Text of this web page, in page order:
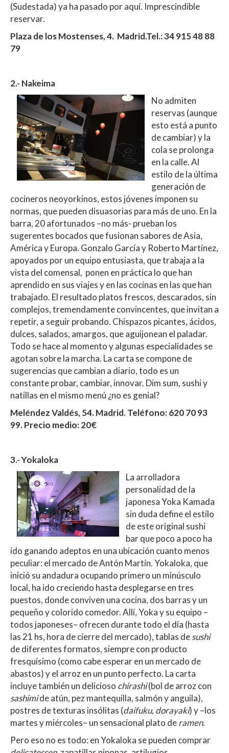
(Sudestada) ya ha pasado por aquí. Imprescindible
reservar.
Plaza de los Mostenses, 4. Madrid.Tel.:34 915 48 88
79
2.- Nakeima
No admiten
reservas (aunque
esto está a punto
de cambiar) y la
cola se prolonga
en la calle. Al
estilo de la última
generación de
cocineros neoyorkinos, estos jóvenes imponen su
normas, que pueden disuasorias para más de uno. En la
barra, 20 afortunados –no más- prueban los
sugerentes bocados que fusionan sabores de Asia,
América y Europa. Gonzalo García y Roberto Martínez,
apoyados por un equipo entusiasta, que trabaja a la
vista del comensal, ponen en práctica lo que han
aprendido en sus viajes y en las cocinas en las que han
trabajado. El resultado platos frescos, descarados, sin
complejos, tremendamente convincentes, que invitan a
repetir, a seguir probando. Chispazos picantes, ácidos,
dulces, salados, amargos, que aguijonean el paladar.
Todo se hace al momento y algunas especialidades se
agotan sobre la marcha. La carta se compone de
sugerencias que cambian a diario, todo es un
constante probar, cambiar, innovar. Dim sum, sushi y
natillas en el mismo menú ¿no es genial?
Meléndez Valdés, 54. Madrid. Teléfono: 620 70 93
99. Precio medio: 20€
3.- Yokaloka
La arrolladora
personalidad de la
japonesa Yoka Kamada
sin duda define el estilo
de este original sushi
bar que poco a poco ha
ido ganando adeptos en una ubicación cuanto menos
peculiar: el mercado de Antón Martín. Yokaloka, que
inició su andadura ocupando primero un minúsculo
local, ha ido creciendo hasta desplegarse en tres
puestos, donde conviven una cocina, dos barras y un
pequeño y colorido comedor. Allí, Yoka y su equipo –
todos japoneses– ofrecen durante todo el día (hasta
las 21 hs, hora de cierre del mercado), tablas desushi
de diferentes formatos, siempre con producto
fresquísimo (como cabe esperar en un mercado de
abastos) y el arroz en un punto perfecto. La carta
incluye también un delicioso chirashi(bol de arroz con
sashimide atún, pez mantequilla, salmón y anguila),
postres de texturas insólitas (daifuku, dorayaki) y –los
martes y miércoles– un sensacional plato deramen.
Pero eso no es todo: en Yokaloka se pueden comprar